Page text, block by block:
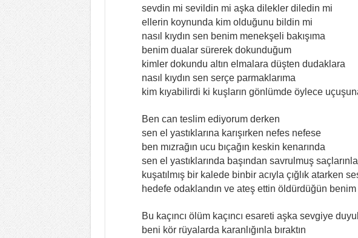
sevdin mi sevildin mi aşka dilekler diledin mi
ellerin koynunda kim olduğunu bildin mi
nasıl kıydın sen benim menekşeli bakışıma
benim dualar sürerek dokunduğum
kimler dokundu altın elmalara düşten dudaklara
nasıl kıydın sen serçe parmaklarıma
kim kıyabilirdi ki kuşların gönlümde öylece
Ben can teslim ediyorum derken
sen el yastıklarına karışırken nefes nefese
ben mızrağın ucu bıçağın keskin kenarında
sen el yastıklarında başından savrulmuş saçlarınla
kuşatılmış bir kalede binbir acıyla çığlık atarken
hedefe odaklandın ve ateş ettin öldürdüğün
Bu kaçıncı ölüm kaçıncı esareti aşka sevgiye
beni kör rüyalarda karanlığınla bıraktın